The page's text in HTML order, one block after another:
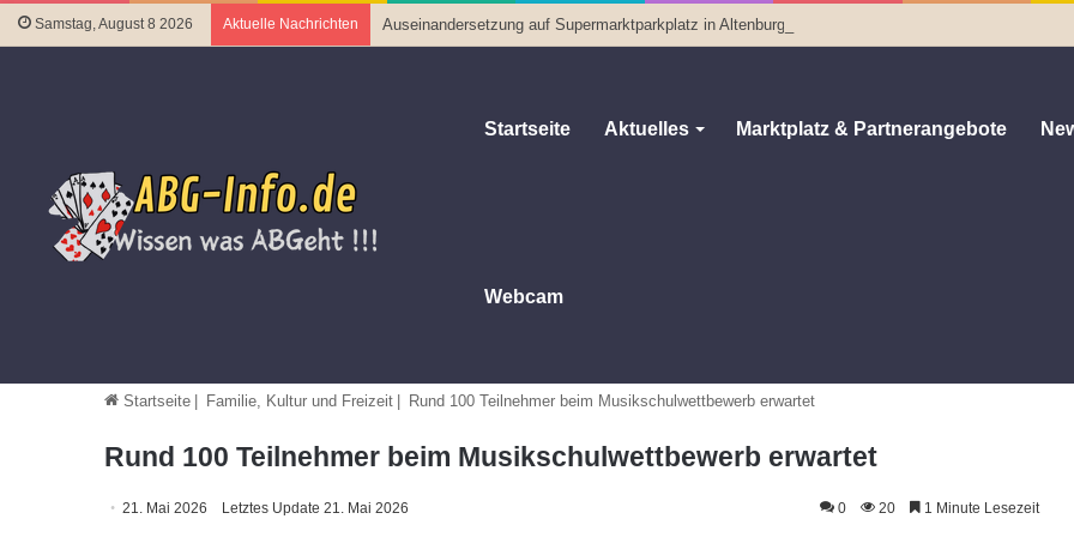
Samstag, August 8 2026 Aktuelle Nachrichten Auseinandersetzung auf Supermarktparkplatz in Altenburg
Startseite Aktuelles Marktplatz & Partnerangebote
Webcam
Startseite Familie, Kultur und Freizeit Rund 100 Teilnehmer beim Musikschulwettbewerb erwartet
Rund 100 Teilnehmer beim Musikschulwettbewerb erwartet
21. Mai 2026 Letztes Update 21. Mai 2026 0 20 1 Minute Lesezeit